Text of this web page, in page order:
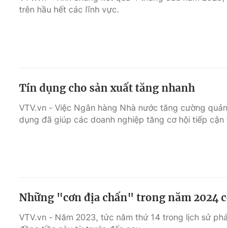
Điện ảnh
Âm nhạc
Sao
Du lịch
Làm đẹp
Chất lượng
trên hầu hết các lĩnh vực.
Tín dụng cho sản xuất tăng nhanh
VTV.vn - Việc Ngân hàng Nhà nước tăng cường
dụng đã giúp các doanh nghiệp tăng cơ hội tiếp cận
Những "cơn địa chấn" trong năm 2024
VTV.vn - Năm 2023, tức năm thứ 14 trong lịch sử